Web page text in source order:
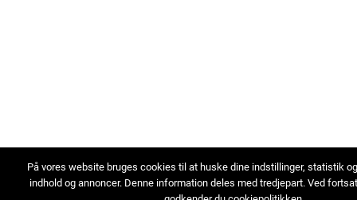
På vores website bruges cookies til at huske dine indstillinger, statistik
indhold og annoncer. Denne information deles med tredjepart. Ved